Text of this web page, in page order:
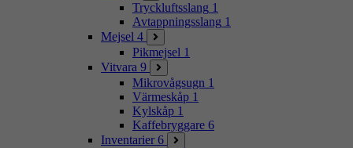
Tryckluftsslang 1
Avtappningsslang 1
Mejsel 4
Pikmejsel 1
Vitvara 9
Mikrovågsugn 1
Värmeskåp 1
Kylskåp 1
Kaffebryggare 6
Inventarier 6